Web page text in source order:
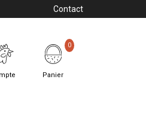
Contact
Panier
0